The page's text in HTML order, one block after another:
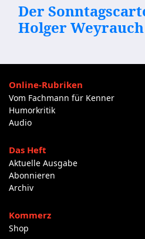
Der
Holger Weyrauch
Online-Rubriken
Vom Fachmann für Kenner
Humorkritik
Audio
Das Heft
Aktuelle Ausgabe
Abonnieren
Archiv
Kommerz
Shop